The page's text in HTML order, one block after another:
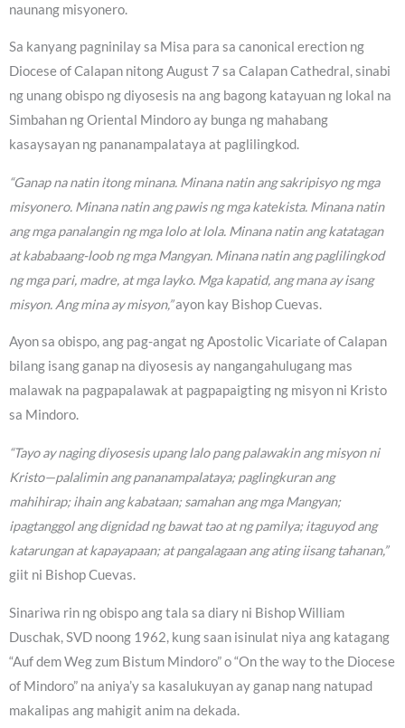
naunang misyonero.
Sa kanyang pagninilay sa Misa para sa canonical erection ng
Diocese of Calapan nitong August 7 sa Calapan Cathedral, sinabi
ng unang obispo ng diyosesis na ang bagong katayuan ng lokal na
Simbahan ng Oriental Mindoro ay bunga ng mahabang
kasaysayan ng pananampalataya at paglilingkod.
“Ganap na natin itong minana. Minana natin ang sakripisyo ng mga
misyonero. Minana natin ang pawis ng mga katekista. Minana natin
ang mga panalangin ng mga lolo at lola. Minana natin ang katatagan
at kababaang-loob ng mga Mangyan. Minana natin ang paglilingkod
ng mga pari, madre, at mga layko. Mga kapatid, ang mana ay isang
misyon. Ang mina ay misyon,”ayon kay Bishop Cuevas.
Ayon sa obispo, ang pag-angat ng Apostolic Vicariate of Calapan
bilang isang ganap na diyosesis ay nangangahulugang mas
malawak na pagpapalawak at pagpapaigting ng misyon ni Kristo
sa Mindoro.
“Tayo ay naging diyosesis upang lalo pang palawakin ang misyon ni
Kristo—palalimin ang pananampalataya; paglingkuran ang
mahihirap; ihain ang kabataan; samahan ang mga Mangyan;
ipagtanggol ang dignidad ng bawat tao at ng pamilya; itaguyod ang
katarungan at kapayapaan; at pangalagaan ang ating iisang tahanan,”
giit ni Bishop Cuevas.
Sinariwa rin ng obispo ang tala sa diary ni Bishop William
Duschak, SVD noong 1962, kung saan isinulat niya ang katagang
“Auf dem Weg zum Bistum Mindoro” o “On the way to the Diocese
of Mindoro” na aniya’y sa kasalukuyan ay ganap nang natupad
makalipas ang mahigit anim na dekada.